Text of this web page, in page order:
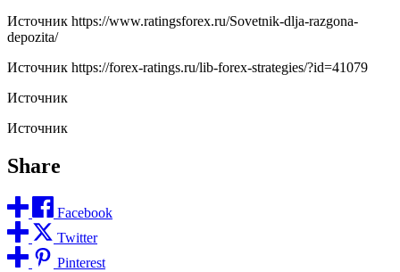
Источник https://www.ratingsforex.ru/Sovetnik-dlja-razgona-
depozita/
Источник https://forex-ratings.ru/lib-forex-strategies/?id=41079
Источник
Источник
Share
Facebook
Twitter
Pinterest